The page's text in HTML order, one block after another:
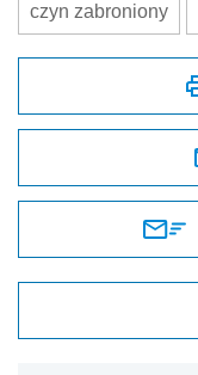
czyn zabroniony